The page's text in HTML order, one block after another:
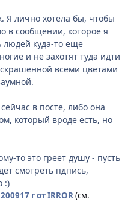
Я лично хотела бы, чтобы
в сообщении, которое я
людей куда-то еще
и не захотят туда идти
всеми цветами
в посте, либо она
который вроде есть, но
то это греет душу - пусть
смотреть пдпись,
:)
17 гот IRROR(см.